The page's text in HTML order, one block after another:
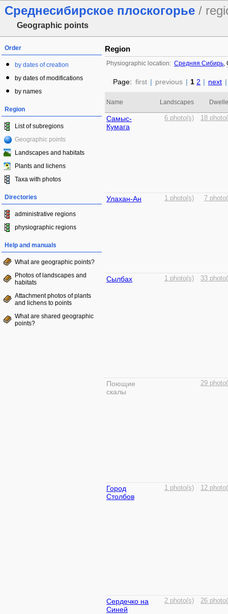
Среднесибирское плоскогорье /
Geographic points
Order
by dates of creation
by dates of modifications
by names
Region
List of subregions
Geographic points
Landscapes and habitats
Plants and lichens
Taxa with photos
Directories
administrative regions
physiographic regions
Help and manuals
What are geographic points?
Photos of landscapes and
habitats
Attachment photos of plants
and lichens to points
What are shared geographic
points?
Region
Physiographic location: Средняя Сибирь,
Page: first | previous | 1 2 | next |
Name Landscapes
Самыс-
Кумага
6 photo(s) 18
Улахан-Ан 1 photo(s) 7
Сылбах 1 photo(s) 33
Поющие
скалы
29
Город
Столбов
1 photo(s) 12
Сердечко на
Синей
2 photo(s) 26